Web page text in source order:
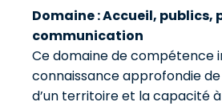
Domaine : Accueil, publics,
communication
Ce domaine de compétence
connaissance approfondie
d’un territoire et la capacité